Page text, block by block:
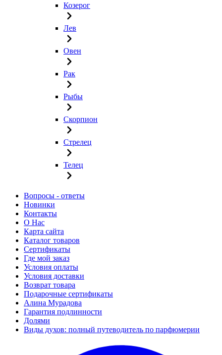
Козерог
Лев
Овен
Рак
Рыбы
Скорпион
Стрелец
Телец
Вопросы - ответы
Новинки
Контакты
О Нас
Карта сайта
Каталог товаров
Сертификаты
Где мой заказ
Условия оплаты
Условия доставки
Возврат товара
Подарочные сертификаты
Алина Мурадова
Гарантия подлинности
Долями
Виды духов: полный путеводитель по парфюмерии